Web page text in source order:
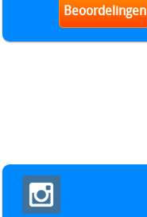
Beoordelingen